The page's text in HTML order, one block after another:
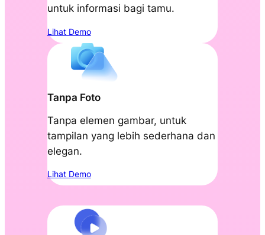
untuk informasi bagi tamu.
Lihat Demo
Tanpa Foto
Tanpa elemen gambar, untuk
tampilan yang lebih sederhana dan
elegan.
Lihat Demo